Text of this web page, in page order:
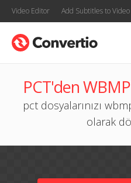
Video Editor Add Subtitles to Video
PCT'den
pct dosyalarınızı
olarak